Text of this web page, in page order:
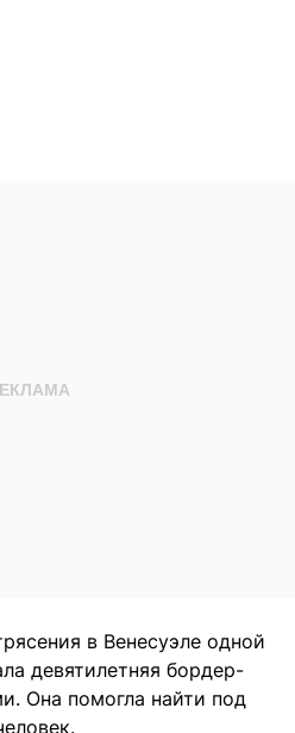
в Венесуэле одной
девятилетняя бордер-
Она помогла найти под